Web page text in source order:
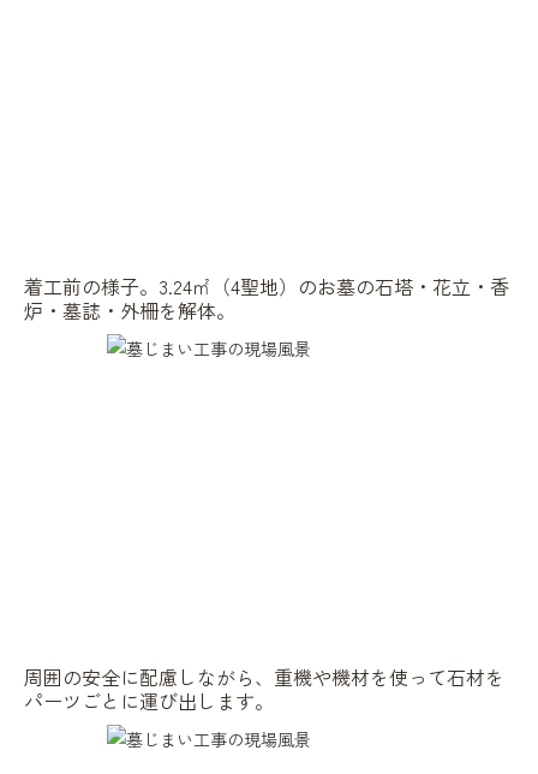
着工前の様子。3.24㎡（4聖地）のお墓の石塔・花立・香
炉・墓誌・外柵を解体。
周囲の安全に配慮しながら、重機や機材を使って石材を
パーツごとに運び出します。